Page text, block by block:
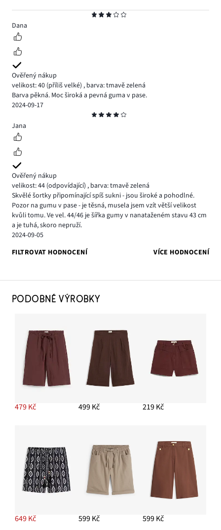
3
Dana
Ověřený nákup
velikost: 40 (příliš velké) , barva: tmavě zelená
Barva pěkná. Moc široká a pevná guma v pase.
2024-09-17
4
Jana
Ověřený nákup
velikost: 44 (odpovídající) , barva: tmavě zelená
Skvělé šortky připomínající spíš sukni - jsou široké a pohodlné.
Pozor na gumu v pase - je těsná, musela jsem vzít větší velikost
kvůli tomu. Ve vel. 44/46 je šířka gumy v nanataženém stavu 43 cm
a je tuhá, skoro nepruží.
2024-09-05
FILTROVAT HODNOCENÍ
VÍCE HODNOCENÍ
PODOBNÉ VÝROBKY
479 Kč 499 Kč 219 Kč
649 Kč 599 Kč 599 Kč